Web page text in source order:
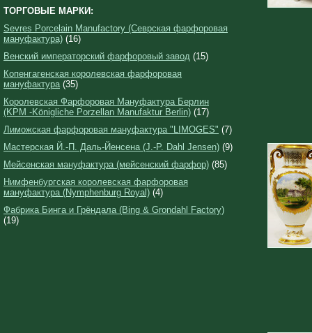
ТОРГОВЫЕ МАРКИ:
Sevres Porcelain Manufactory (Севрская фарфоровая
мануфактура) (16)
Венский императорский фарфоровый завод (15)
Копенгагенская королевская фарфоровая
мануфактура(35)
Королевская Фарфоровая Мануфактура Берлин
(KPM -Königliche Porzellan Manufaktur Berlin) (17)
Лиможская фарфоровая мануфактура "LIMOGES" (7)
Мастерская Й.-П. Даль-Йенсена (J.-P. Dahl Jensen) (9)
Мейсенская мануфактура (мейсенский фарфор) (85)
Нимфенбургская королевская фарфоровая
мануфактура (Nymphenburg Royal) (4)
Фабрика Бинга и Грёндала (Bing & Grondahl Factory)
(19)